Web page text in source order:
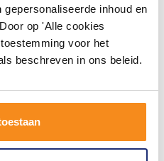
inhoud en
op 'Alle cookies
voor het
beschreven in ons beleid.